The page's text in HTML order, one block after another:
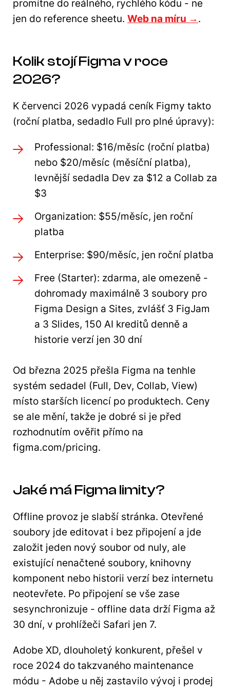
promítne do reálného, rychlého kódu - ne
jen do reference sheetu. Web na míru → .
Kolik stojí Figma v roce
2026?
K červenci 2026 vypadá ceník Figmy takto
(roční platba, sedadlo Full pro plné úpravy):
Professional: $16/měsíc (roční platba)
nebo $20/měsíc (měsíční platba),
levnější sedadla Dev za $12 a Collab za
$3
Organization: $55/měsíc, jen roční
platba
Enterprise: $90/měsíc, jen roční platba
Free (Starter): zdarma, ale omezeně -
dohromady maximálně 3 soubory pro
Figma Design a Sites, zvlášť 3 FigJam
a 3 Slides, 150 AI kreditů denně a
historie verzí jen 30 dní
Od března 2025 přešla Figma na tenhle
systém sedadel (Full, Dev, Collab, View)
místo starších licencí po produktech. Ceny
se ale mění, takže je dobré si je před
rozhodnutím ověřit přímo na
figma.com/pricing.
Jaké má Figma limity?
Offline provoz je slabší stránka. Otevřené
soubory jde editovat i bez připojení a jde
založit jeden nový soubor od nuly, ale
existující nenačtené soubory, knihovny
komponent nebo historii verzí bez internetu
neotevřete. Po připojení se vše zase
sesynchronizuje - offline data drží Figma až
30 dní, v prohlížeči Safari jen 7.
Adobe XD, dlouholetý konkurent, přešel v
roce 2024 do takzvaného maintenance
módu - Adobe u něj zastavilo vývoj i prodej